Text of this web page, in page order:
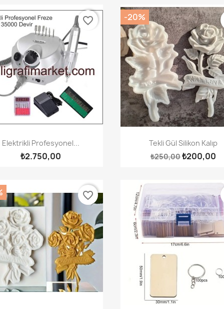
Hızlı Görünüm
Elektrikli Profesyonel...
₺2.750,00
favorite_border
Hızlı Görünüm
Tekli Gül Silikon Kalıp
₺250,00₺200,00
-20%
favorite_border